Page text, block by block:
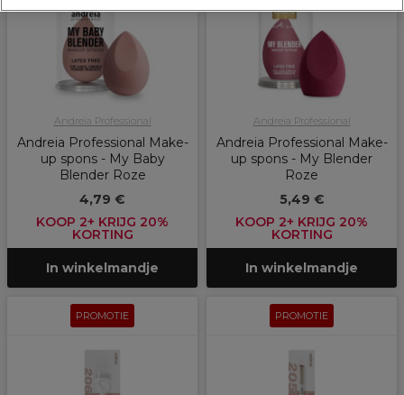
Andreia Professional
Andreia Professional Make-
up spons - My Baby
Blender Roze
4,79 €
KOOP 2+ KRIJG 20%
KORTING
In winkelmandje
Andreia Professional
Andreia Professional Make-
up spons - My Blender
Roze
5,49 €
KOOP 2+ KRIJG 20%
KORTING
In winkelmandje
PROMOTIE PROMOTIE